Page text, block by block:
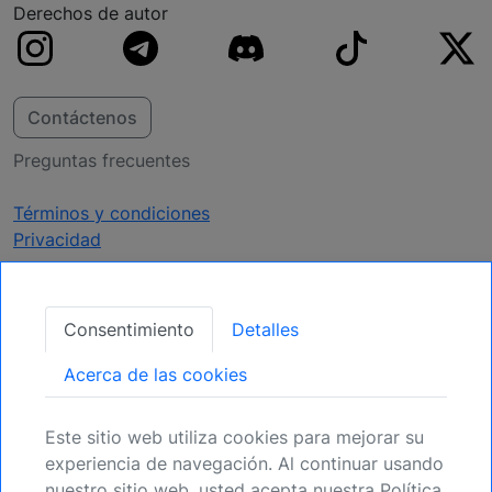
Derechos de autor
Contáctenos
Preguntas frecuentes
Términos y condiciones
Privacidad
Obtener Actualizaciones
Regístrese para mantenerse informado de
próximas oportunidades.
Registrarse
Consentimiento Detalles
Acerca de las cookies
Este sitio web utiliza cookies para mejorar su
experiencia de navegación. Al continuar usando